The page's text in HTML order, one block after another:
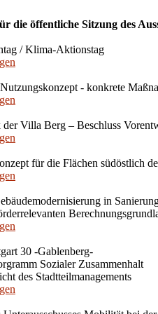
die öffentliche Sitzung des
/ Klima-Aktionstag
- konkrete
der Villa Berg – Beschluss
für die Flächen südöstlich
in
30 -Gablenberg-
Sozialer Zusammenhalt
des Stadtteilmanagements